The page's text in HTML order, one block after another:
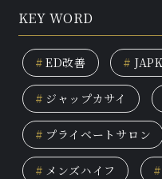
KEY WORD
# ED改善 #
# ジャップカサイ
# プライベートサロン
# メンズハイフ #